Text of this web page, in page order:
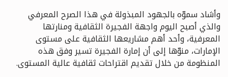
وأشاد سموّه بالجهود المبذولة في هذا الصرح المعرفي
والذي أصبح اليوم واجهة الفجيرة الثقافية ومنارتها
المعرفية، وأحد أهم مشاريعها الثقافية على مستوى
الإمارات، منوّها إلى أن إمارة الفجيرة تسير وفق هذه
المنظومة من خلال تقديم اقتراحات ثقافية عالية المستوى.